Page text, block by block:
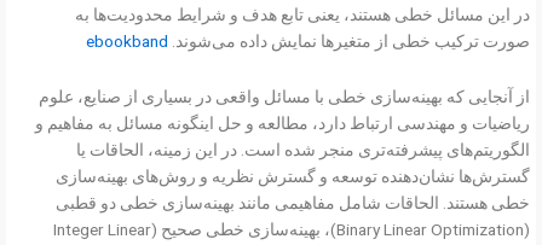
در این مسائل خطی هستند، یعنی تابع هدف و شرایط محدودیت‌ها به
صورت ترکیب خطی از متغیرها نمایش داده می‌شوند. ebookband
از آنجایی که بهینه‌سازی خطی با مسائل واقعی در بسیاری از صنایع، علوم
ریاضیات و مهندسی ارتباط دارد، مطالعه و حل اینگونه مسائل به مفاهیم و
الگوریتم‌های پیشرفته‌تری منجر شده است. در این زمینه، الحاقات یا
گسترش‌ها نشان‌دهنده توسعه و گسترش نظریه و روش‌های بهینه‌سازی
خطی هستند. الحاقات شامل مفاهیمی مانند بهینه‌سازی خطی دو قطبی
(Binary Linear Optimization)، بهینه‌سازی خطی صحیح (Integer Linear